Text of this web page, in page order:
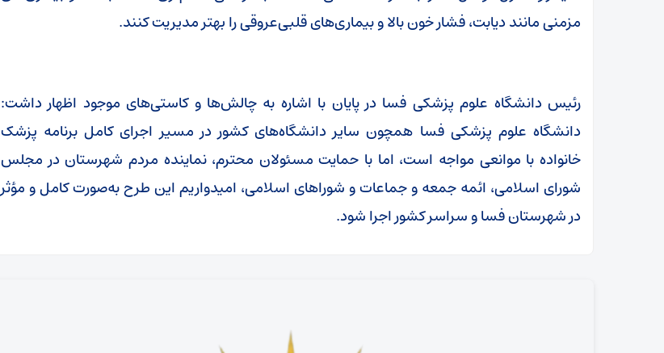
مزمنی مانند دیابت، فشار خون بالا و بیماری‌های قلبی‌عروقی را بهتر مدیریت کنند.
رئیس دانشگاه علوم پزشکی فسا در پایان با اشاره به چالش‌ها و کاستی‌های موجود اظهار داشت:
دانشگاه علوم پزشکی فسا همچون سایر دانشگاه‌های کشور در مسیر اجرای کامل برنامه پزشک
خانواده با موانعی مواجه است، اما با حمایت مسئولان محترم، نماینده مردم شهرستان در مجلس
شورای اسلامی، ائمه جمعه و جماعات و شوراهای اسلامی، امیدواریم این طرح به‌صورت کامل و مؤثر
در شهرستان فسا و سراسر کشور اجرا شود.